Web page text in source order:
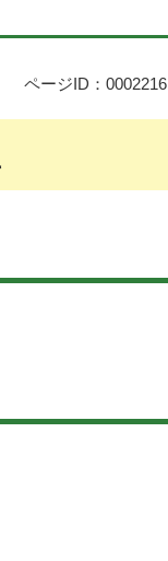
ページID：0002216